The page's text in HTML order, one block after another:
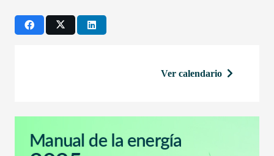
Ver calendario